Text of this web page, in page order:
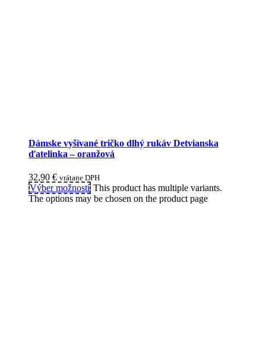
Dámske vyšívané tričko dlhý rukáv Detvianska
ďatelinka – oranžová
32,90 € vrátane DPH
Výber možností This product has multiple variants.
The options may be chosen on the product page